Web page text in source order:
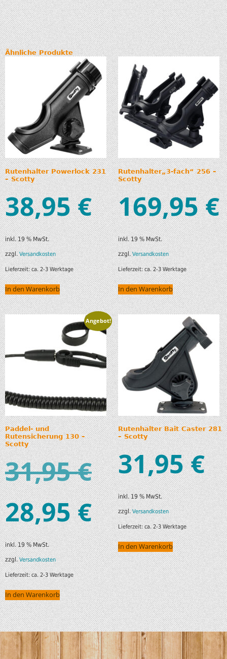
Ähnliche Produkte
Rutenhalter Powerlock 231
– Scotty
38,95€
inkl. 19 % MwSt.
zzgl.Versandkosten
Lieferzeit:ca. 2-3 Werktage
In den Warenkorb
Rutenhalter„3-fach“ 256 –
Scotty
169,95€
inkl. 19 % MwSt.
zzgl.Versandkosten
Lieferzeit:ca. 2-3 Werktage
In den Warenkorb
Angebot!
Paddel- und
Rutensicherung 130 –
Scotty
31,95€
28,95€
inkl. 19 % MwSt.
zzgl.Versandkosten
Lieferzeit:ca. 2-3 Werktage
In den Warenkorb
Rutenhalter Bait Caster 281
– Scotty
31,95€
inkl. 19 % MwSt.
zzgl.Versandkosten
Lieferzeit:ca. 2-3 Werktage
In den Warenkorb